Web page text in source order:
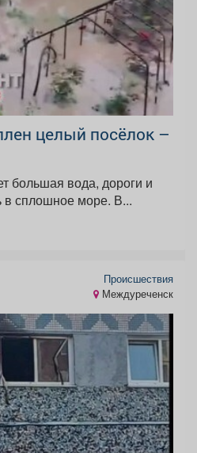
целый посёлок –
большая вода, дороги и
огороды превратились в сплошное море. В...
Происшествия
Междуреченск